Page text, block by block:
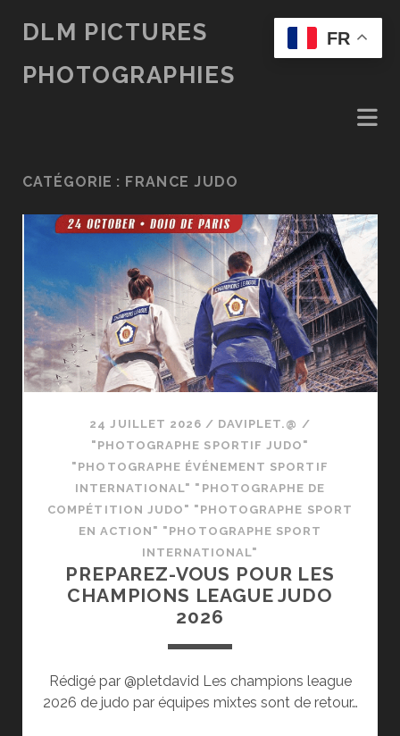
DLM PICTURES
PHOTOGRAPHIES
CATÉGORIE : FRANCE JUDO
24 JUILLET 2026 / DAVIPLET.@ /
"PHOTOGRAPHE SPORTIF JUDO"
"PHOTOGRAPHE ÉVÉNEMENT SPORTIF
INTERNATIONAL" "PHOTOGRAPHE DE
COMPÉTITION JUDO" "PHOTOGRAPHE SPORT
EN ACTION" "PHOTOGRAPHE SPORT
INTERNATIONAL"
PREPAREZ-VOUS POUR LES
CHAMPIONS LEAGUE JUDO
2026
Rédigé par @pletdavid Les champions league
2026 de judo par équipes mixtes sont de retour…
FR